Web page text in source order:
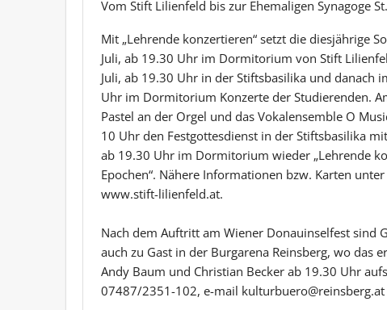
Vom Stift Lilienfeld bis zur Ehemaligen Synagoge
Mit „Lehrende konzertieren“ setzt die diesjährige
Juli, ab 19.30 Uhr im Dormitorium von Stift
Juli, ab 19.30 Uhr in der Stiftsbasilika und danach
Uhr im Dormitorium Konzerte der Studierenden.
Pastel an der Orgel und das Vokalensemble O
10 Uhr den Festgottesdienst in der Stiftsbasilika
ab 19.30 Uhr im Dormitorium wieder „Lehrende
Epochen“. Nähere Informationen bzw. Karten
www.stift-lilienfeld.at.
Nach dem Auftritt am Wiener Donauinselfest sind
auch zu Gast in der Burgarena Reinsberg, wo das
Andy Baum und Christian Becker ab 19.30 Uhr
07487/2351-102, e-mail